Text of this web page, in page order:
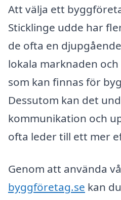
Att välja ett
Sticklinge udde har
de ofta en
lokala marknaden
som kan finnas för
Dessutom kan det
kommunikation och
ofta leder till ett mer
Genom att använda
byggföretag.se kan